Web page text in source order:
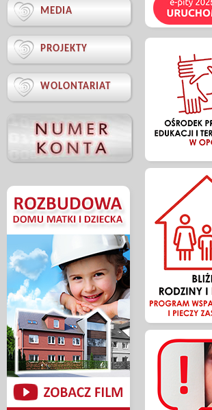
 MEDIA
 PROJEKTY
 WOLONTARIAT